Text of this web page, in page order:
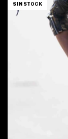
SIN STOCK